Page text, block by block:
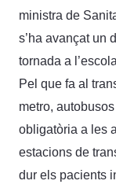
ministra de
s’ha avançat un
tornada a
Pel que fa al
metro,
obligatòria a les
estacions de
dur els pacients